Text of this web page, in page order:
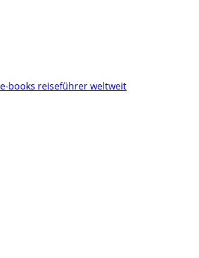
e-books reiseführer weltweit